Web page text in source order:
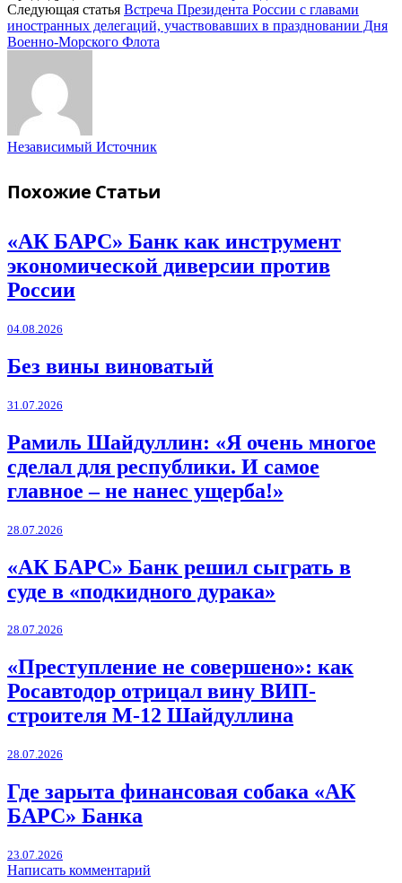
Следующая статья Встреча Президента России с главами
иностранных делегаций, участвовавших в праздновании Дня
Военно-Морского Флота
Независимый Источник
Похожие Статьи
«АК БАРС» Банк как инструмент
экономической диверсии против
России
04.08.2026
Без вины виноватый
31.07.2026
Рамиль Шайдуллин: «Я очень многое
сделал для республики. И самое
главное – не нанес ущерба!»
28.07.2026
«АК БАРС» Банк решил сыграть в
суде в «подкидного дурака»
28.07.2026
«Преступление не совершено»: как
Росавтодор отрицал вину ВИП-
строителя М-12 Шайдуллина
28.07.2026
Где зарыта финансовая собака «АК
БАРС» Банка
23.07.2026
Написать комментарий